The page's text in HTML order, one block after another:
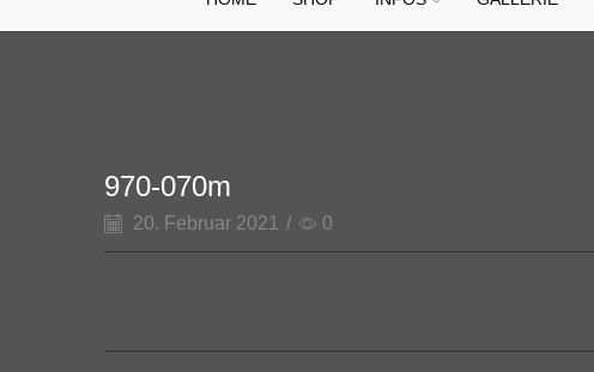
970-070m
20. Februar 2021 / 0